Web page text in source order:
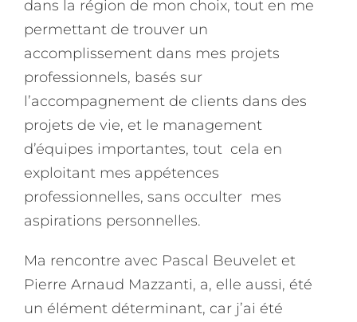
dans la région de mon choix, tout en me
permettant de trouver un
accomplissement dans mes projets
professionnels, basés sur
l’accompagnement de clients dans des
projets de vie, et le management
d’équipes importantes, tout cela en
exploitant mes appétences
professionnelles, sans occulter mes
aspirations personnelles.
Ma rencontre avec Pascal Beuvelet et
Pierre Arnaud Mazzanti, a, elle aussi, été
un élément déterminant, car j’ai été